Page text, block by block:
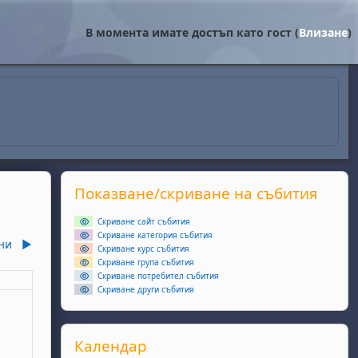
В момента имате достъп като гост (Влизане)
▶︎
2 майнеделя, 3 май
Supplementary blocks
Прескочи Показване/скриване на събития
Показване/скриване на събития
Скриване сайт събития
Скриване категория събития
Скриване курс събития
Скриване група събития
Скриване потребител събития
Скриване други събития
Прескочи Календар
Календар